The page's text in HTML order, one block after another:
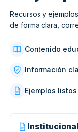
Recursos y
de forma clara,
Contenido
Información
Ejemplos
Institucional